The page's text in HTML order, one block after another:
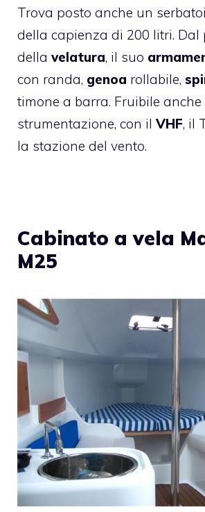
Trova posto anche un
della capienza di 200 litri. Dal
della velatura, il suo
con randa, genoa rollabile,
timone a barra. Fruibile anche
strumentazione, con ilVHF, il
la stazione del vento.
Cabinato a vela
M25